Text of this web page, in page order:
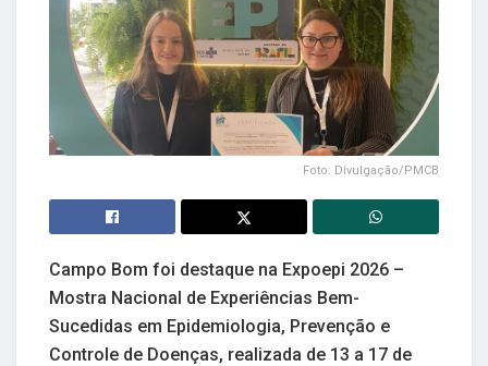
Foto: Divulgação/PMCB
Campo Bom foi destaque na Expoepi 2026 –
Mostra Nacional de Experiências Bem-
Sucedidas em Epidemiologia, Prevenção e
Controle de Doenças, realizada de 13 a 17 de